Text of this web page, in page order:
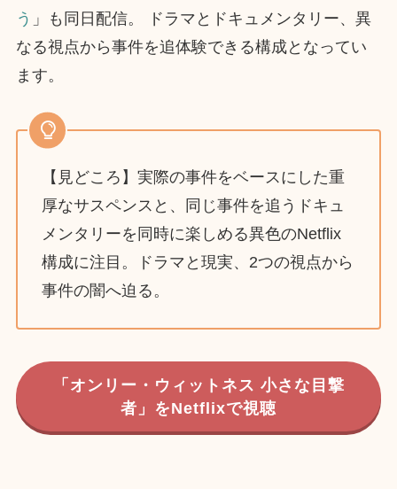
う 」も同日配信。 ドラマとドキュメンタリー、異
なる視点から事件を追体験できる構成となってい
ます。
【見どころ】実際の事件をベースにした重
厚なサスペンスと、同じ事件を追うドキュ
メンタリーを同時に楽しめる異色のNetflix
構成に注目。ドラマと現実、2つの視点から
事件の闇へ迫る。
「オンリー・ウィットネス 小さな目撃
者」をNetflixで視聴